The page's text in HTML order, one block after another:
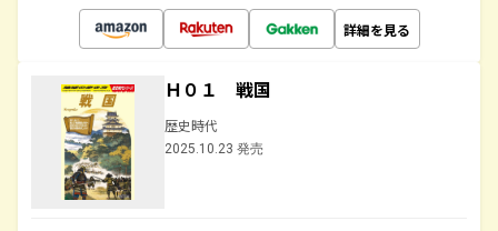
詳細を見る
Ｈ０１ 戦国
歴史時代
2025.10.23 発売